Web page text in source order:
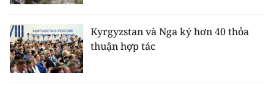
Kyrgyzstan và Nga ký hơn 40 thỏa
thuận hợp tác